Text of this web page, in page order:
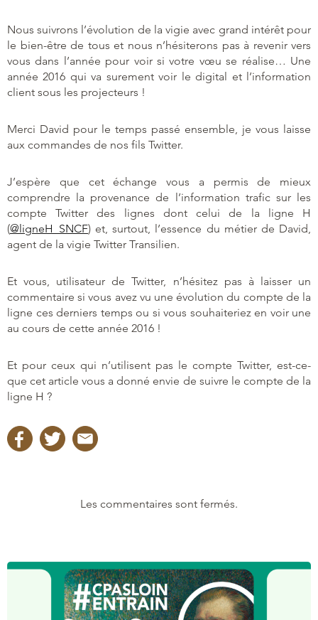
Nous suivrons l’évolution de la vigie avec grand intérêt pour
le bien-être de tous et nous n’hésiterons pas à revenir vers
vous dans l’année pour voir si votre vœu se réalise… Une
année 2016 qui va surement voir le digital et l’information
client sous les projecteurs !
Merci David pour le temps passé ensemble, je vous laisse
aux commandes de nos fils Twitter.
J’espère que cet échange vous a permis de mieux
comprendre la provenance de l’information trafic sur les
compte Twitter des lignes dont celui de la ligne H
(@ligneH_SNCF) et, surtout, l’essence du métier de David,
agent de la vigie Twitter Transilien.
Et vous, utilisateur de Twitter, n’hésitez pas à laisser un
commentaire si vous avez vu une évolution du compte de la
ligne ces derniers temps ou si vous souhaiteriez en voir une
au cours de cette année 2016 !
Et pour ceux qui n’utilisent pas le compte Twitter, est-ce-
que cet article vous a donné envie de suivre le compte de la
ligne H ?
Les commentaires sont fermés.